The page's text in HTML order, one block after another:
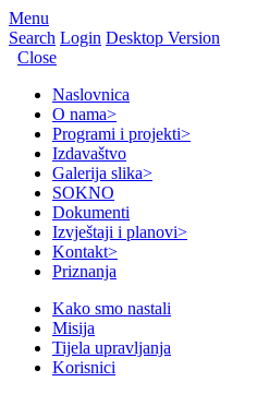
Menu
Search Login Desktop Version
Close
Naslovnica
O nama>
Programi i projekti>
Izdavaštvo
Galerija slika>
SOKNO
Dokumenti
Izvještaji i planovi>
Kontakt>
Priznanja
Kako smo nastali
Misija
Tijela upravljanja
Korisnici